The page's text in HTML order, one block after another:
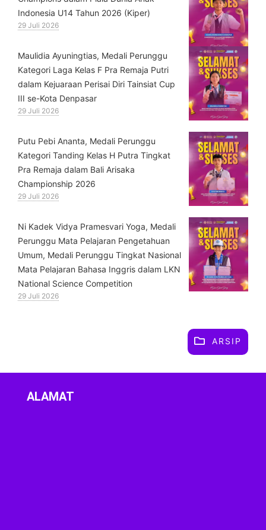
Indonesia U14 Tahun 2026 (Kiper)
29 Juli 2026
⁠Maulidia Ayuningtias, Medali Perunggu
Kategori Laga Kelas F Pra Remaja Putri
dalam Kejuaraan Perisai Diri Tainsiat Cup
III se-Kota Denpasar
29 Juli 2026
Putu Pebi Ananta, Medali Perunggu
Kategori Tanding Kelas H Putra Tingkat
Pra Remaja dalam Bali Arisaka
Championship 2026
29 Juli 2026
⁠Ni Kadek Vidya Pramesvari Yoga, Medali
Perunggu Mata Pelajaran Pengetahuan
Umum, Medali Perunggu Tingkat Nasional
Mata Pelajaran Bahasa Inggris dalam LKN
National Science Competition
29 Juli 2026
ARSIP
ALAMAT